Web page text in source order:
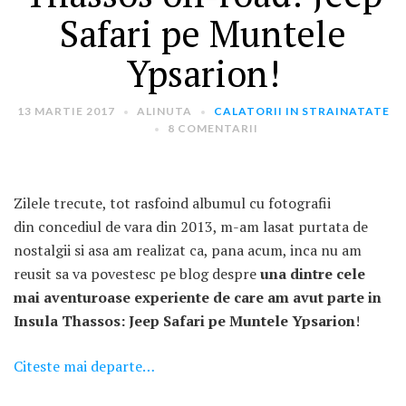
Safari pe Muntele
Ypsarion!
13 MARTIE 2017 ALINUTA
CALATORII IN STRAINATATE
8 COMENTARII
Zilele trecute, tot rasfoind albumul cu fotografii
din concediul de vara din 2013, m-am lasat purtata de
nostalgii si asa am realizat ca, pana acum, inca nu am
reusit sa va povestesc pe blog despreuna dintre cele
mai aventuroase experiente de care am avut parte in
Insula Thassos: Jeep Safari pe Muntele Ypsarion!
Citeste mai departe…
implineste azi 10 ani!
25 NOIEMBRIE 2024
„Let’s Talk About
Menopause” – dincolo de a
2 APRILIE 2024